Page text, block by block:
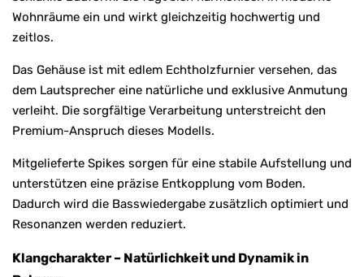
Wohnräume ein und wirkt gleichzeitig hochwertig und
zeitlos.
Das Gehäuse ist mit edlem Echtholzfurnier versehen, das
dem Lautsprecher eine natürliche und exklusive Anmutung
verleiht. Die sorgfältige Verarbeitung unterstreicht den
Premium-Anspruch dieses Modells.
Mitgelieferte Spikes sorgen für eine stabile Aufstellung und
unterstützen eine präzise Entkopplung vom Boden.
Dadurch wird die Basswiedergabe zusätzlich optimiert und
Resonanzen werden reduziert.
Klangcharakter – Natürlichkeit und Dynamik in